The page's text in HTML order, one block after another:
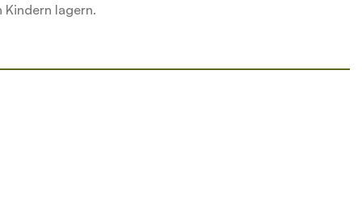
lagern.